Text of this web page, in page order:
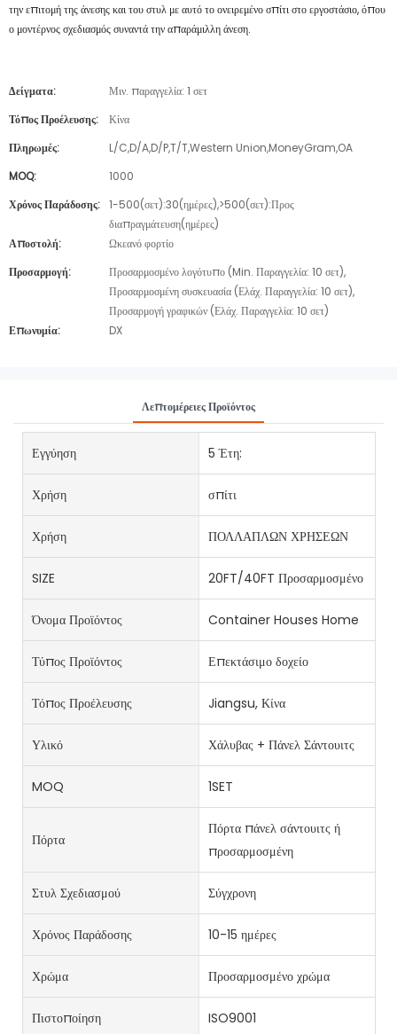
την επιτομή της άνεσης και του στυλ με αυτό το ονειρεμένο σπίτι στο εργοστάσιο, όπου
ο μοντέρνος σχεδιασμός συναντά την απαράμιλλη άνεση.
Δείγματα:
Μιν. παραγγελία: 1 σετ
Τόπος Προέλευσης:
Κίνα
Πληρωμές:
L/C,D/A,D/P,T/T,Western Union,MoneyGram,OA
MOQ:
1000
Χρόνος Παράδοσης: 1-500(σετ):30(ημέρες),>500(σετ):Προς
διαπραγμάτευση(ημέρες)
Αποστολή:
Ωκεανό φορτίο
Προσαρμογή:
Προσαρμοσμένο λογότυπο (Min. Παραγγελία: 10 σετ),
Προσαρμοσμένη συσκευασία (Ελάχ. Παραγγελία: 10 σετ),
Προσαρμογή γραφικών (Ελάχ. Παραγγελία: 10 σετ)
Επωνυμία:
DX
Λεπτομέρειες Προϊόντος
Εγγύηση 5 Έτη:
Χρήση σπίτι
Χρήση ΠΟΛΛΑΠΛΩΝ ΧΡΗΣΕΩΝ
SIZE 20FT/40FT Προσαρμοσμένο
Όνομα Προϊόντος Container Houses Home
Τύπος Προϊόντος Επεκτάσιμο δοχείο
Τόπος Προέλευσης Jiangsu, Κίνα
Υλικό Χάλυβας + Πάνελ Σάντουιτς
MOQ 1SET
Πόρτα
Πόρτα πάνελ σάντουιτς ή
προσαρμοσμένη
Στυλ Σχεδιασμού Σύγχρονη
Χρόνος Παράδοσης 10-15 ημέρες
Χρώμα Προσαρμοσμένο χρώμα
Πιστοποίηση ISO9001